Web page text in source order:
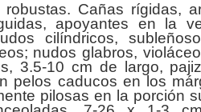
robustas. Cañas rígidas,
apoyantes en la
cilíndricos,
nudos glabros,
3.5-10 cm de largo,
pelos caducos en los
pilosas en la porción